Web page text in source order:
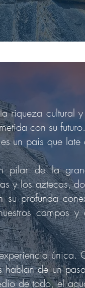
riqueza cultural
con su
un país que
de la
y los aztecas,
su profunda
campos y
única.
de un
de todo, el